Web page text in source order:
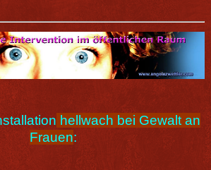
hellwach bei Gewalt an
Frauen: